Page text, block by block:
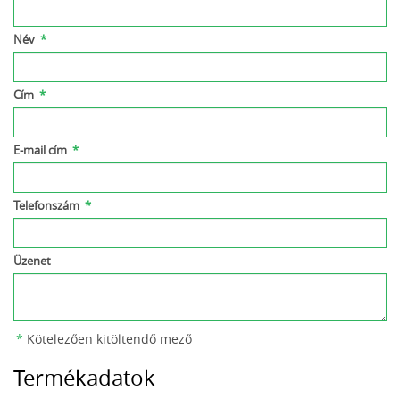
Név *
Cím *
E-mail cím *
Telefonszám *
Üzenet
* Kötelezően kitöltendő mező
Termékadatok